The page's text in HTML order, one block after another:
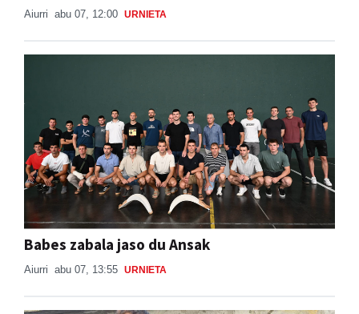
Aiurri abu 07, 12:00 URNIETA
Babes zabala jaso du Ansak
Aiurri abu 07, 13:55 URNIETA